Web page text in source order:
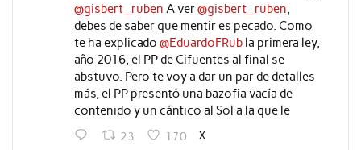
@gisbert_ruben A ver@gisbert_ruben
debes de saber que mentir es pecado. Como
te ha explicado @EduardoFRubla primera ley,
año 2016, el PP de Cifuentes al final se
abstuvo. Pero te voy a dar un par de detalles
más, el PP presentó una bazofia vacía de
contenido y un cántico al Sol a la que le
23 170 X